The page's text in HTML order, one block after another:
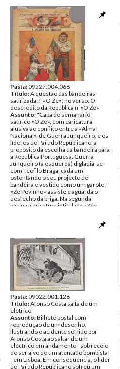
assiste, satisfeita, a ala monárquica: o
Cardeal de Lisboa, Paiva Couceiro, o
ex-monarca D. Manuel II e a rainha D.
Amélia. Sobre a cena paira a nuvem
negra da ameaça de greves. Década
de 1910. (53x38,3 cm).
Autor:Silva e Souza
Inscrições: «Haja vergonha! Haja
juizo! É preciso prudencia!»;
«GRÉVES»; «Como uns verdadeiros
rufias, atacam-se á naifada sem
respeito pelos perigos presentes e
futuros, esquecendo-se dos deveres
que teem para com a infeliz republica,
que tanto precisa de cuidados.»
Data:1910 - 1919
Fundo: Colecção Fundação Mário
Soares/António Pedro Vicente
Tipo Documental:ARTE
Página(s):1
Pasta:09527.004.068
Título:A questão das bandeiras
satirizada n´«O Zé»; no verso: O
descrédito da República n´«O Zé»
Assunto:"Capa do semanário
satírico «O Zé», com caricatura
alusiva ao conflito entre a «Alma
Nacional», de Guerra Junqueiro, e os
líderes do Partido Republicano, a
propósito da escolha da bandeira para
a República Portuguesa. Guerra
Junqueiro (à esquerda) digladia-se
com Teófilo Braga, cada um
ostentando o seu projecto de
bandeira e vestido como um garoto;
«Zé Povinho» assiste e aguarda o
desfecho da briga. Na segunda
página: caricatura intitulada «Zés
outro poder mais alto se alevanta». 29
cm)."
Autor:Silva e Souza
Inscrições:«A QUESTÃO DAS
BANDEIRAS»; «Ó meninos, vejam lá
em que ficam; olhem que o Zé está á
espera...»
Data:Terça, 29 de Novembro de
1910
Fundo:Colecção Fundação Mário
Soares/António Pedro Vicente
Tipo Documental:
Página(s):2
Pasta:09022.001.128
Título:Afonso Costa salta de um
elétrico
Assunto:Bilhete postal com
reprodução de um desenho,
ilustrando o acidente sofrido por
Afonso Costa ao saltar de um
eléctrico em andamento - sob receio
de ser alvo de um atentado bombista
- em Lisboa. Em consequência, o líder
do Partido Republicano sofreu um